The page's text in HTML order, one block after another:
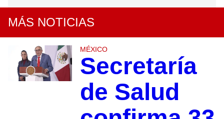
MÁS NOTICIAS
MÉXICO
Secretaría
de Salud